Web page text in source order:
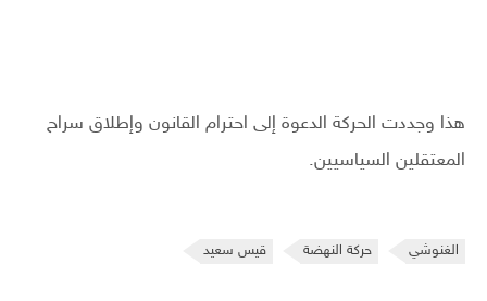
هذا وجددت الحركة الدعوة إلى احترام القانون وإطلاق سراح
المعتقلين السياسيين.
الغنوشي حركة النهضة قيس سعيد